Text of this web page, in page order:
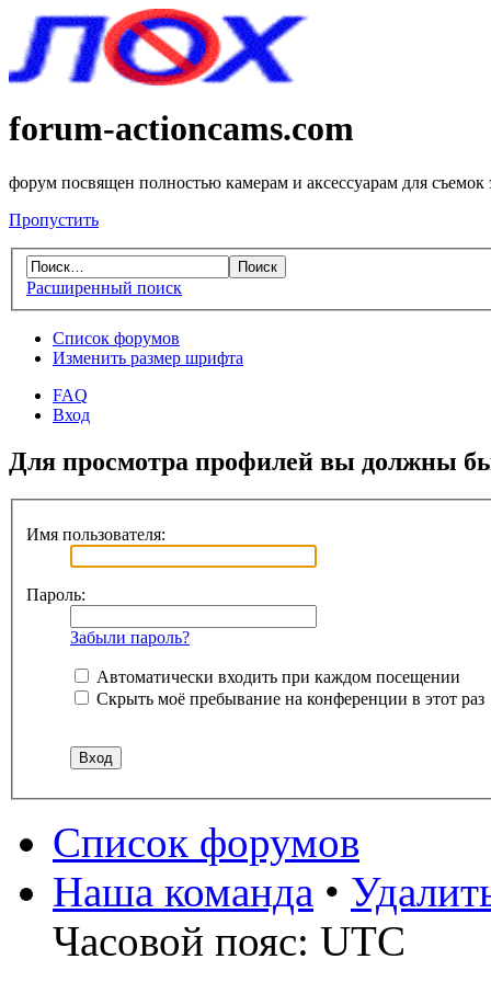
forum-actioncams.com
форум посвящен полностью камерам и аксессуарам для съемок
Пропустить
Расширенный поиск
Список форумов
Изменить размер шрифта
FAQ
Вход
Для просмотра профилей вы должны
Имя пользователя:
Пароль:
Забыли пароль?
Автоматически входить при каждом посещении
Скрыть моё пребывание на конференции в этот раз
Список форумов
Наша команда •
Часовой пояс: UTC